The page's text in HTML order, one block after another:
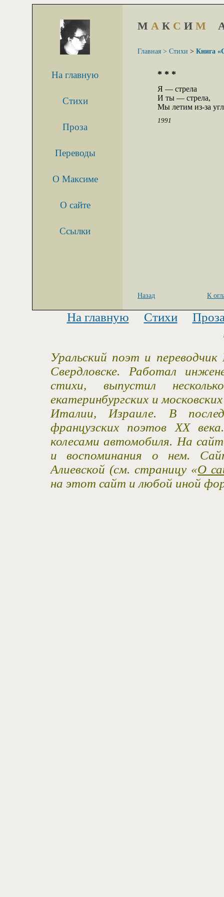
На главную
Стихи
Проза
Переводы
О Максиме
О сайте
Ссылки
М А К С И М
Главная > Стихи > Книга
* * *
Я — стрела
И ты — стрела,
Мы летим из-за
1991
Назад К
На главную Стихи
Уральский поэт и
Свердловске. Работал
стихи, выпустил
екатеринбургских и
Италии, Израиле. В
французских поэтов XX
колесами автомобиля. На
и воспоминания о нем.
Алиевской (см. страницу «О
на этот сайт и любой иной